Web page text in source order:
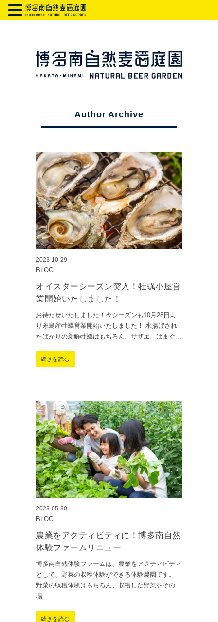
Author Archive
2023-10-29
BLOG
オイスターシーズン突入！牡蠣小屋営
業開始いたしました！
お待たせいたしました！今シーズンも10月28日よ
り糸島産牡蠣営業開始いたしました！ 水揚げされ
たばかりの新鮮牡蠣はもちろん、サザエ、はまぐ...
続きを読む
2023-05-30
BLOG
農業をアクティビティに！博多南自然
体験ファームリニュー
博多南自然体験ファームは、農業をアクティビティ
として、野菜の収穫体験ができる体験農園です。
野菜の収穫体験はもちろん、収穫した野菜をその
場...
続きを読む